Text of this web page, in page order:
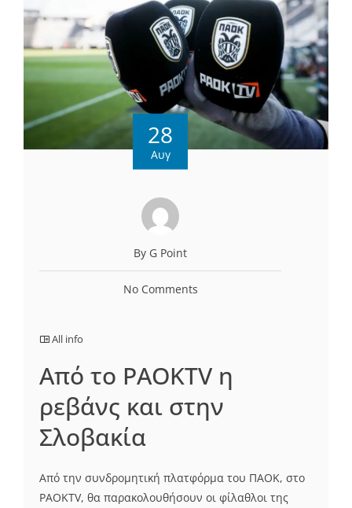
28
Αυγ
By G Point
No Comments
All info
Από το PAOKTV η
ρεβάνς και στην
Σλοβακία
Από την συνδρομητική πλατφόρμα του ΠΑΟΚ, στο
PAOKTV, θα παρακολουθήσουν οι φίλαθλοι της